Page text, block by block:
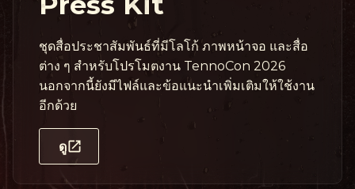
ชุดสื่อประชาสัมพันธ์ที่มีโลโก้ ภาพหน้าจอ และสื่อ
ต่าง ๆ สำหรับโปรโมตงาน TennoCon 2026
นอกจากนี้ยังมีไฟล์และข้อแนะนำเพิ่มเติมให้ใช้งาน
อีกด้วย
ดู